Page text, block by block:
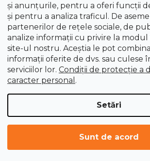
și anunțurile, pentru a oferi funcții
și pentru a analiza traficul. De
partenerilor de rețele sociale, de
analize informații cu privire la modul
site-ul nostru. Aceștia le pot
informații oferite de dvs. sau culese
serviciilor lor. Condiții de protecție a
caracter personal .
Setări
Sunt de acord
rezervate.Editați setările